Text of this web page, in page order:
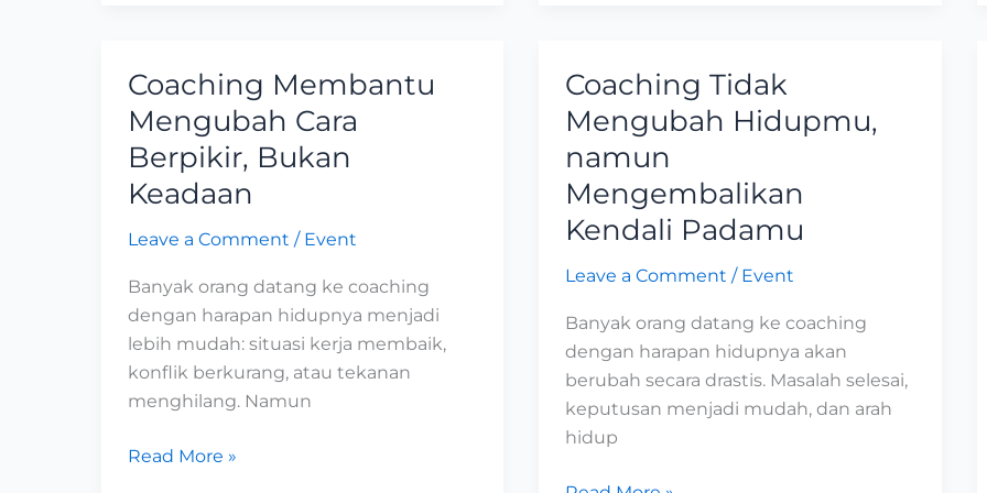
Coaching Membantu
Mengubah Cara
Berpikir, Bukan
Keadaan
Leave a Comment / Event
Banyak orang datang ke coaching
dengan harapan hidupnya menjadi
lebih mudah: situasi kerja membaik,
konflik berkurang, atau tekanan
menghilang. Namun
Coaching
Membantu
Mengubah
Cara
Berpikir,
Keadaan
Read More »
Coaching Tidak
Mengubah Hidupmu,
namun
Mengembalikan
Kendali Padamu
Leave a Comment / Event
Banyak orang datang ke coaching
dengan harapan hidupnya akan
berubah secara drastis. Masalah selesai,
keputusan menjadi mudah, dan arah
hidup
Coaching
Tidak
Mengubah
Hidupmu,
namun
Mengembalikan
Padamu